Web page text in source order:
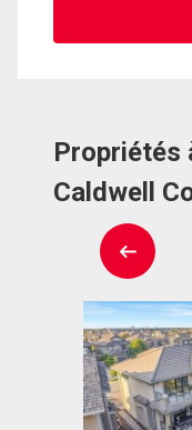
Propriétés
Caldwell